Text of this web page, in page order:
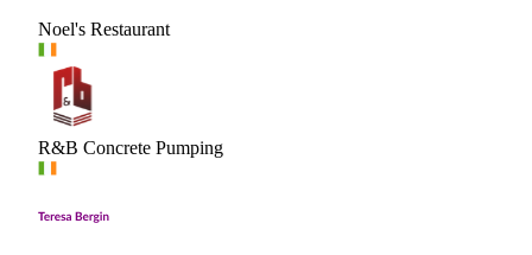
Noel's Restaurant
R&B Concrete Pumping